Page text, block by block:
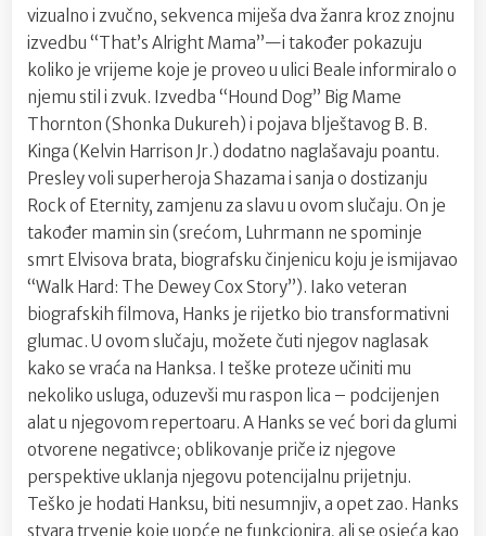
vizualno i zvučno, sekvenca miješa dva žanra kroz znojnu
izvedbu “That’s Alright Mama”—i također pokazuju
koliko je vrijeme koje je proveo u ulici Beale informiralo o
njemu stil i zvuk. Izvedba “Hound Dog” Big Mame
Thornton (Shonka Dukureh) i pojava blještavog B. B.
Kinga (Kelvin Harrison Jr.) dodatno naglašavaju poantu.
Presley voli superheroja Shazama i sanja o dostizanju
Rock of Eternity, zamjenu za slavu u ovom slučaju. On je
također mamin sin (srećom, Luhrmann ne spominje
smrt Elvisova brata, biografsku činjenicu koju je ismijavao
“Walk Hard: The Dewey Cox Story”). Iako veteran
biografskih filmova, Hanks je rijetko bio transformativni
glumac. U ovom slučaju, možete čuti njegov naglasak
kako se vraća na Hanksa. I teške proteze učiniti mu
nekoliko usluga, oduzevši mu raspon lica – podcijenjen
alat u njegovom repertoaru. A Hanks se već bori da glumi
otvorene negativce; oblikovanje priče iz njegove
perspektive uklanja njegovu potencijalnu prijetnju.
Teško je hodati Hanksu, biti nesumnjiv, a opet zao. Hanks
stvara trvenje koje uopće ne funkcionira, ali se osjeća kao